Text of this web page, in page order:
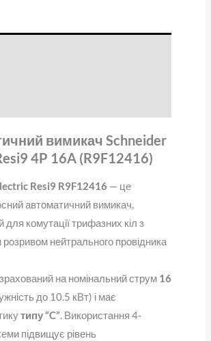
вимикач Schneider
4P 16A (R9F12416)
Resi9 R9F12416— це
автоматичний вимикач,
для комутації трифазних кіл з
нейтрального провідника
на номінальний струм 16
до 10.5 кВт) і має
типу “C”. Використання 4-
підвищує рівень